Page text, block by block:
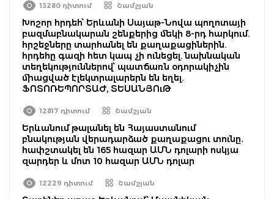
13280 դիտում Շամշյան
Խոշոր հրդեհ՝ Երևանի Սայաթ-Նովա պողոտայի
բազմաբնակարան շենքերից մեկի 8-րդ հարկում.
հրշեջները տարհանել են քաղաքացիներին.
հրդեհը գազի հետ կապ չի ունեցել. նախնական
տեղեկություններով՝ պատճառն օդորակիչին
միացված էլեկտրալարերն են եղել.
ՖՈՏՈՌԵՊՈՐՏԱԺ, ՏԵՍԱՆՅՈւԹ
12817 դիտում Շամշյան
Երևանում թալանել են Հայաստանում
բնակության վերադարձած քաղաքացու տունը․
հափշտակել են 165 հազար ԱՄՆ դոլարի ոսկյա
զարդեր և մոտ 10 հազար ԱՄՆ դոլար
12229 դիտում Շամշյան